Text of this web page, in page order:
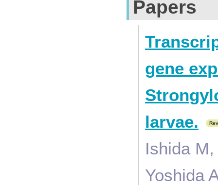
Papers
gene
larvae.
Ishida
Yoshida